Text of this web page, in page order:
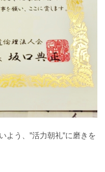
よう、”活力朝礼”に磨きを